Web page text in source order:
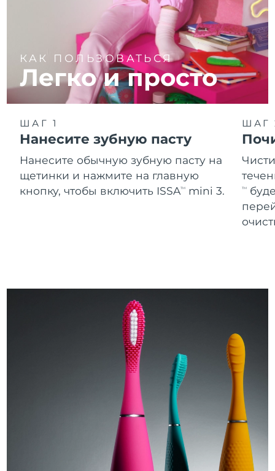
КАК ПОЛЬЗОВАТЬСЯ
Легко и просто
ШАГ 1
Нанесите зубную пасту
Нанесите обычную зубную пасту на
щетинки и нажмите на главную
кнопку, чтобы включить ISSATM mini 3.
ШАГ
TM